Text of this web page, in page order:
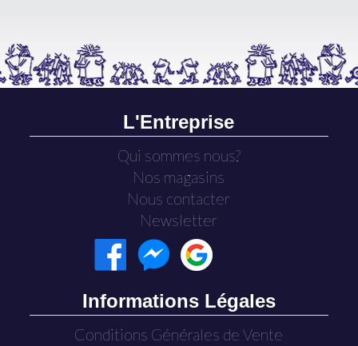
L'Entreprise
Qui sommes nous?
Nos magasins
Nous contacter
Newsletter
Informations Légales
Conditions Générales de Vente